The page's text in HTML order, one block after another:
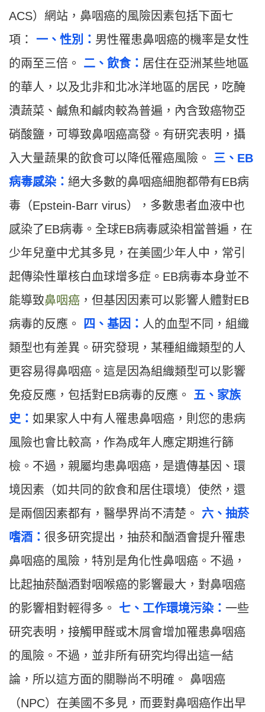
ACS）網站，鼻咽癌的風險因素包括下面七
項： 一、性別： 男性罹患鼻咽癌的機率是女性
的兩至三倍。 二、飲食： 居住在亞洲某些地區
的華人，以及北非和北冰洋地區的居民，吃醃
漬蔬菜、鹹魚和鹹肉較為普遍，內含致癌物亞
硝酸鹽，可導致鼻咽癌高發。有研究表明，攝
入大量蔬果的飲食可以降低罹癌風險。 三、EB
病毒感染： 絕大多數的鼻咽癌細胞都帶有EB病
毒（Epstein-Barr virus），多數患者血液中也
感染了EB病毒。全球EB病毒感染相當普遍，在
少年兒童中尤其多見，在美國少年人中，常引
起傳染性單核白血球增多症。EB病毒本身並不
能導致鼻咽癌 ，但基因因素可以影響人體對EB
病毒的反應。
四、基因： 人的血型不同，組織
類型也有差異。研究發現，某種組織類型的人
更容易得鼻咽癌。這是因為組織類型可以影響
免疫反應，包括對EB病毒的反應。 五、家族
史： 如果家人中有人罹患鼻咽癌，則您的患病
風險也會比較高，作為成年人應定期進行篩
檢。不過，親屬均患鼻咽癌，是遺傳基因、環
境因素（如共同的飲食和居住環境）使然，還
是兩個因素都有，醫學界尚不清楚。 六、抽菸
嗜酒： 很多研究提出，抽菸和酗酒會提升罹患
鼻咽癌的風險，特別是角化性鼻咽癌。不過，
比起抽菸酗酒對咽喉癌的影響最大，對鼻咽癌
的影響相對輕得多。 七、工作環境污染： 一些
研究表明，接觸甲醛或木屑會增加罹患鼻咽癌
的風險。不過，並非所有研究均得出這一結
論，所以這方面的關聯尚不明確。 鼻咽癌
（NPC）在美國不多見，而要對鼻咽癌作出早